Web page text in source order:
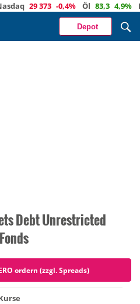
29 373 -0,4% Öl 83,3 4,9% Euro
Depot
Debt Unrestricted
ordern (zzgl. Spreads)